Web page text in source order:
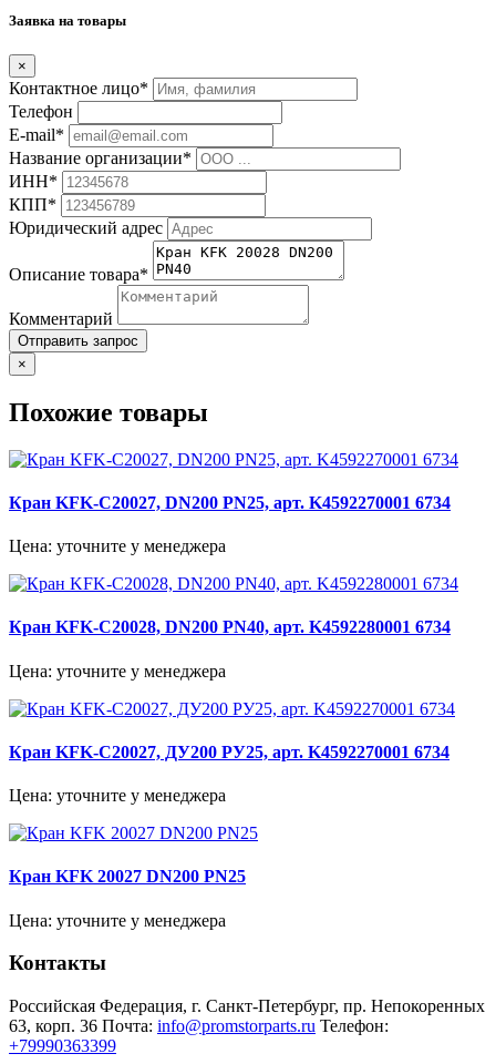
Заявка на товары
×
Контактное лицо*
Телефон
E-mail*
Название организации*
ИНН*
КПП*
Юридический адрес
Описание товара*
Комментарий
Отправить запрос
×
Похожие товары
Кран KFK-C20027, DN200 PN25, арт. K4592270001 6734
Цена: уточните у менеджера
Кран KFK-C20028, DN200 PN40, арт. K4592280001 6734
Цена: уточните у менеджера
Кран KFK-C20027, ДУ200 РУ25, арт. K4592270001 6734
Цена: уточните у менеджера
Кран KFK 20027 DN200 PN25
Цена: уточните у менеджера
Контакты
Российская Федерация, г. Санкт-Петербург, пр. Непокоренных
63, корп. 36 Почта: info@promstorparts.ru Телефон:
+79990363399